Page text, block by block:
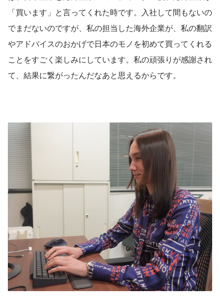
「買います」と言ってくれた時です。入社して間もないの
でまだないのですが、私の担当した海外企業が、私の翻訳
やアドバイスのおかげで日本のモノを初めて買ってくれる
ことをすごく楽しみにしています。私の頑張りが感謝され
て、結果に繋がったんだなあと思えるからです。